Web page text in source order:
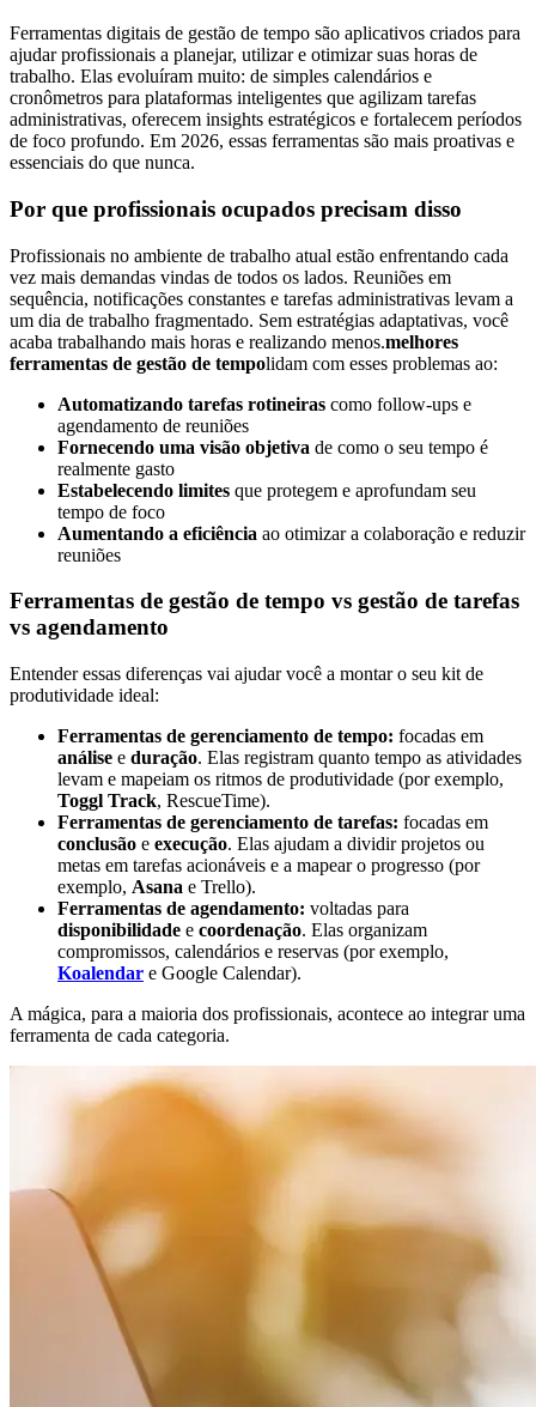
Ferramentas digitais de gestão de tempo são aplicativos criados para
ajudar profissionais a planejar, utilizar e otimizar suas horas de
trabalho. Elas evoluíram muito: de simples calendários e
cronômetros para plataformas inteligentes que agilizam tarefas
administrativas, oferecem insights estratégicos e fortalecem períodos
de foco profundo. Em 2026, essas ferramentas são mais proativas e
essenciais do que nunca.
Por que profissionais ocupados precisam disso
Profissionais no ambiente de trabalho atual estão enfrentando cada
vez mais demandas vindas de todos os lados. Reuniões em
sequência, notificações constantes e tarefas administrativas levam a
um dia de trabalho fragmentado. Sem estratégias adaptativas, você
acaba trabalhando mais horas e realizando menos.melhores
ferramentas de gestão de tempolidam com esses problemas ao:
Automatizando tarefas rotineiras como follow-ups e
agendamento de reuniões
Fornecendo uma visão objetiva de como o seu tempo é
realmente gasto
Estabelecendo limites que protegem e aprofundam seu
tempo de foco
Aumentando a eficiência ao otimizar a colaboração e reduzir
reuniões
Ferramentas de gestão de tempo vs gestão de tarefas
vs agendamento
Entender essas diferenças vai ajudar você a montar o seu kit de
produtividade ideal:
Ferramentas de gerenciamento de tempo: focadas em
análise e duração. Elas registram quanto tempo as atividades
levam e mapeiam os ritmos de produtividade (por exemplo,
Toggl Track, RescueTime).
Ferramentas de gerenciamento de tarefas: focadas em
conclusão e execução. Elas ajudam a dividir projetos ou
metas em tarefas acionáveis e a mapear o progresso (por
exemplo, Asana e Trello).
Ferramentas de agendamento: voltadas para
disponibilidade e coordenação. Elas organizam
compromissos, calendários e reservas (por exemplo,
Koalendar e Google Calendar).
A mágica, para a maioria dos profissionais, acontece ao integrar uma
ferramenta de cada categoria.